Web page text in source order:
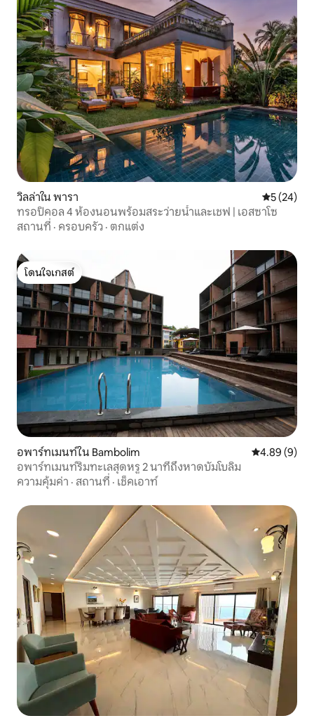
วิลล่าใน พารา คะแนนเฉลี่
5 (24)
ทรอปิคอล 4 ห้องนอนพร้อมสระว่ายน้ำและเชฟ | เอสซาโซ
สถานที่ · ครอบครัว · ตกแต่ง
โดนใจเกสต์
โดนใจเกสต์
อพาร์ทเมนท์ใน Bambolim คะแนนเฉลี่ย
4.89 (9)
อพาร์ทเมนท์ริมทะเลสุดหรู 2 นาทีถึงหาดบัมโบลิม
ความคุ้มค่า · สถานที่ · เช็คเอาท์